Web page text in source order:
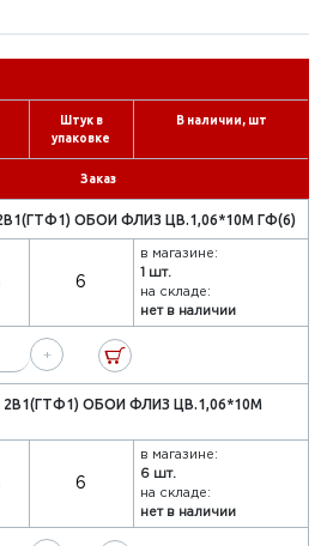
Штук в
упаковке
В наличии, шт
Заказ
ОБОИ ФЛИЗ ЦВ.1,06*10М ГФ(6)
6
в магазине:
1 шт.
на складе:
нет в наличии
+
2В1(ГТФ1) ОБОИ ФЛИЗ ЦВ.1,06*10М
6
в магазине:
6 шт.
на складе:
нет в наличии